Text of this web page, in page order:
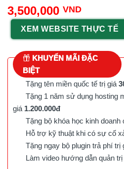
3,500,000 VND
XEM WEBSITE THỰC TẾ
KHUYẾN MÃI ĐẶC
BIỆT
Tặng tên miền quốc tế trị giá
Tặng 1 năm sử dụng hosting
giá 1.200.000đ
Tặng bộ khóa học kinh doanh
Hỗ trợ kỹ thuật khi có sự cố
Tặng ngay bộ plugin trả phí trị
Làm video hướng dẫn quản